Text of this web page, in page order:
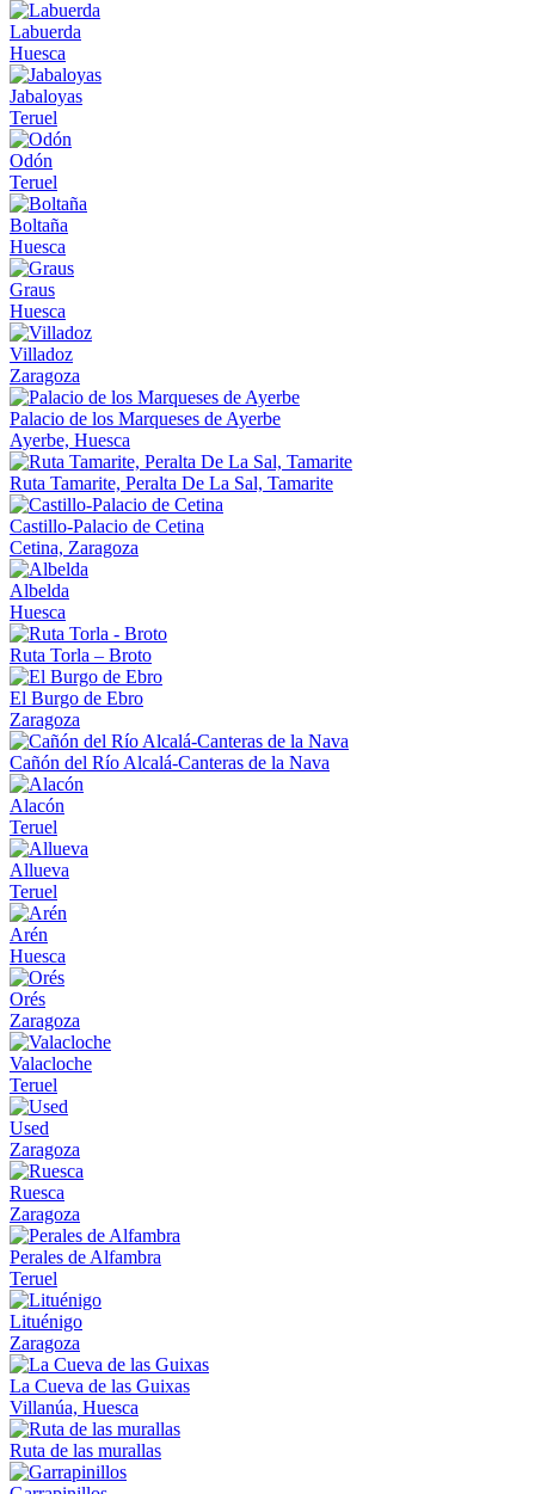
Labuerda
Huesca
Jabaloyas
Teruel
Odón
Teruel
Boltaña
Huesca
Graus
Huesca
Villadoz
Zaragoza
Palacio de los Marqueses de Ayerbe
Ayerbe, Huesca
Ruta Tamarite, Peralta De La Sal, Tamarite
Castillo-Palacio de Cetina
Cetina, Zaragoza
Albelda
Huesca
Ruta Torla – Broto
El Burgo de Ebro
Zaragoza
Cañón del Río Alcalá-Canteras de la Nava
Alacón
Teruel
Allueva
Teruel
Arén
Huesca
Orés
Zaragoza
Valacloche
Teruel
Used
Zaragoza
Ruesca
Zaragoza
Perales de Alfambra
Teruel
Lituénigo
Zaragoza
La Cueva de las Guixas
Villanúa, Huesca
Ruta de las murallas